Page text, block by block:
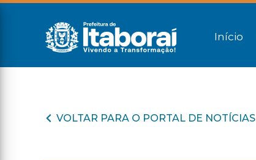
Início
VOLTAR PARA O PORTAL DE NOTÍCIAS